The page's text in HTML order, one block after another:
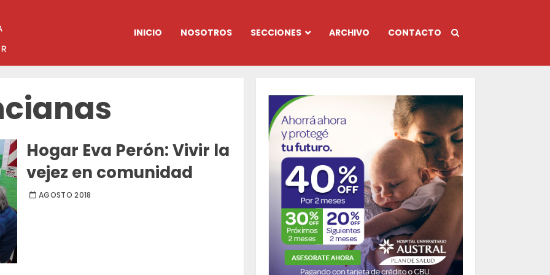
INICIO NOSOTROS SECCIONES ARCHIVO CONTACTO
Hogar Eva Perón: Vivir la
vejez en comunidad
AGOSTO 2018